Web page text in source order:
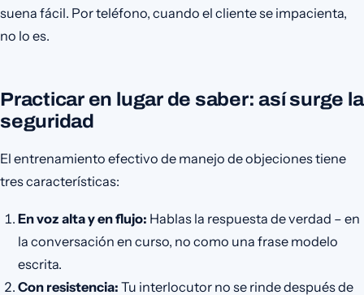
suena fácil. Por teléfono, cuando el cliente se impacienta,
no lo es.
Practicar en lugar de saber: así surge la
seguridad
El entrenamiento efectivo de manejo de objeciones tiene
tres características:
En voz alta y en flujo: Hablas la respuesta de verdad – en
la conversación en curso, no como una frase modelo
escrita.
Con resistencia: Tu interlocutor no se rinde después de